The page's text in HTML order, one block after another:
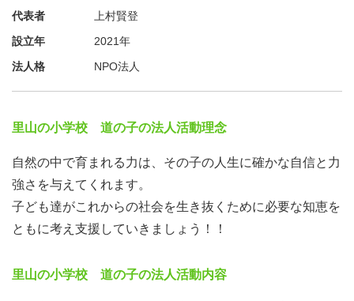
代表者
上村賢登
設立年
2021年
法人格
NPO法人
里山の小学校 道の子の法人活動理念
自然の中で育まれる力は、その子の人生に確かな自信と力
強さを与えてくれます。
子ども達がこれからの社会を生き抜くために必要な知恵を
ともに考え支援していきましょう！！
里山の小学校 道の子の法人活動内容